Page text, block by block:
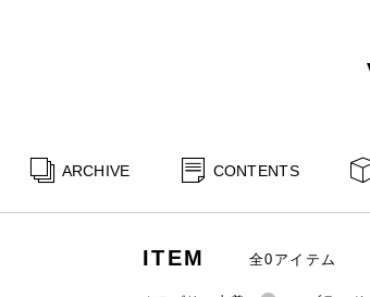
ARCHIVE CONTENTS
ITEM 全0アイテム